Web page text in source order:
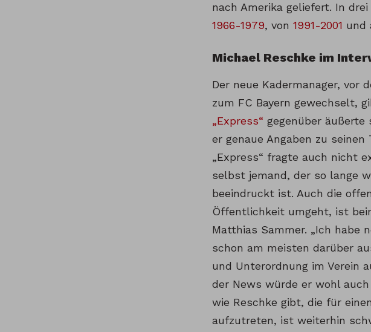
nach Amerika geliefert. In
1966-1979, von 1991-2001 und
Michael Reschke im
Der neue Kadermanager, vor
zum FC Bayern gewechselt,
„Express“ gegenüber äußerte
er genaue Angaben zu
„Express“ fragte auch nicht
selbst jemand, der so lange
beeindruckt ist. Auch die
Öffentlichkeit umgeht, ist
Matthias Sammer. „Ich habe
schon am meisten darüber
und Unterordnung im Verein
der News würde er wohl
wie Reschke gibt, die für
aufzutreten, ist weiterhin